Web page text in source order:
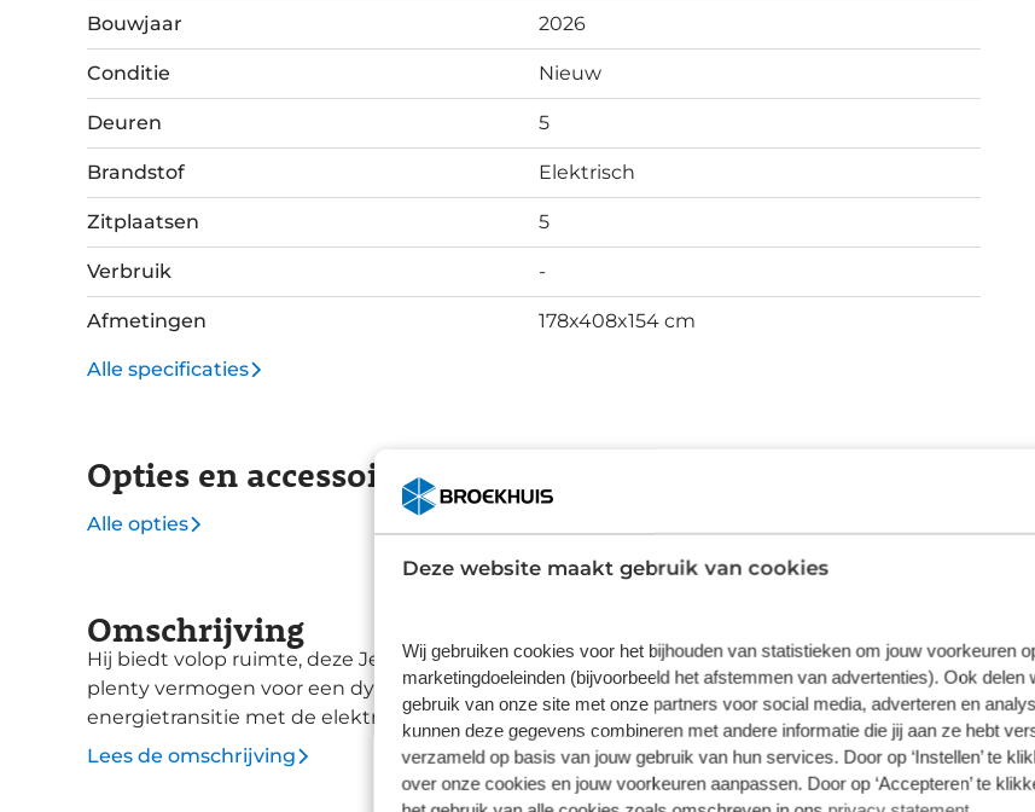
Deze website maakt gebruik van cookies
Wij gebruiken cookies voor het bijhouden van statistieken om jouw voorkeuren
marketingdoeleinden (bijvoorbeeld het afstemmen van advertenties). Ook delen
gebruik van onze site met onze partners voor social media, adverteren en
kunnen deze gegevens combineren met andere informatie die jij aan ze hebt
verzameld op basis van jouw gebruik van hun services. Door op ‘Instellen’ te
over onze cookies en jouw voorkeuren aanpassen. Door op ‘Accepteren’ te
Bouwjaar 2026
Conditie Nieuw
Deuren 5
Brandstof Elektrisch
Zitplaatsen 5
Verbruik -
Afmetingen 178x408x154 cm
Alle specificaties
Opties en accessoires
Alle opties
Omschrijving
Hij biedt volop ruimte, deze Jeep Avenger, en dankzij zijn elektrische aandrijving is er ook
plenty vermogen voor een dynamische rijstijl. U wordt actief onderdeel van de
energietransitie met de elektromotor. Het gaat hier om een nieuwe auto, die uit voorraad
leverbaar is. De krachtige motor geeft deze Jeep uitstekende prestaties. Ook LED
koplampen, zonwerend getint glas en LED-achterlichten horen tot de voorzieningen op
deze auto. U ziet geen paaltje meer over het hoofd dankzij de achteruitrijcamera. Adaptive
Lees de omschrijving